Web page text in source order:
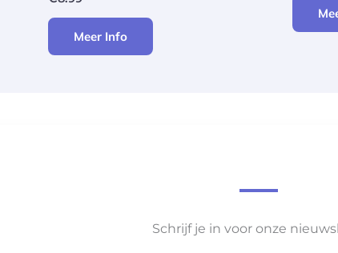
Meer Info
Schrijf je in voor onze